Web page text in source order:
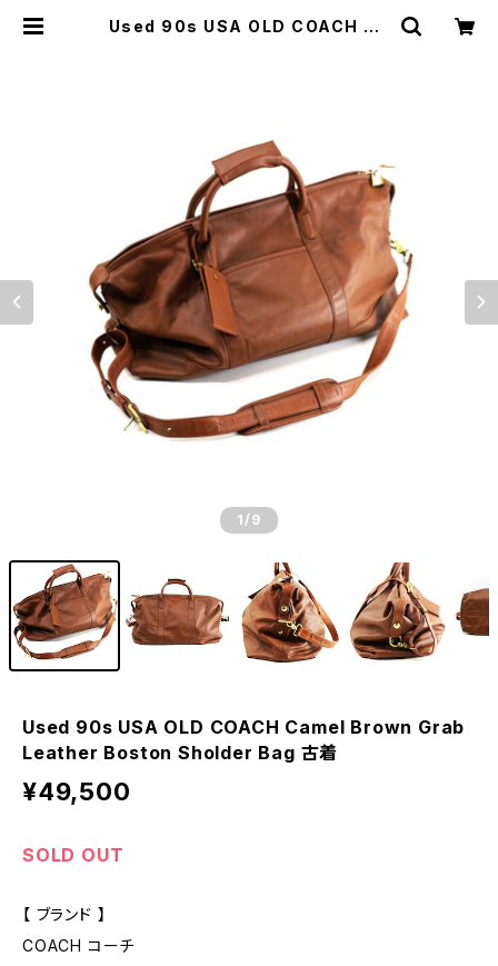
Used 90s USA OLD COACH Ca
1 /9
Used 90s USA OLD COACH Camel Brown Grab
Leather Boston Sholder Bag 古着
¥49,500
SOLD OUT
【 ブランド 】
COACH コーチ